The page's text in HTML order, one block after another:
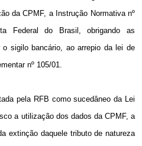
da CPMF, a Instrução Normativa nº
Federal do Brasil, obrigando as
sigilo bancário, ao arrepio da lei de
nº 105/01.
pela RFB como sucedâneo da Lei
a utilização dos dados da CPMF, a
extinção daquele tributo de natureza